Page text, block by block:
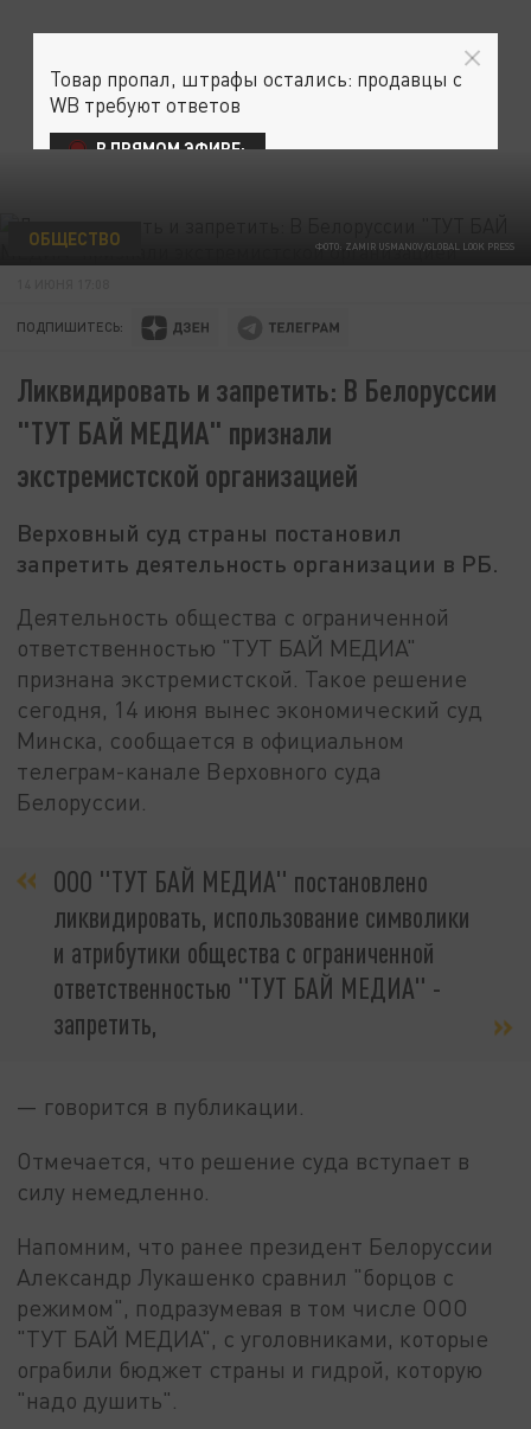
ФОТО: ZAMIR USMANOV/GLOBAL LOOK PRESS
ОБЩЕСТВО
ПОДПИШИТЕСЬ:
Ликвидировать и запретить: В Белоруссии
"ТУТ БАЙ МЕДИА" признали
экстремистской организацией
Верховный суд страны постановил
запретить деятельность организации в РБ.
Деятельность общества с ограниченной
ответственностью "ТУТ БАЙ МЕДИА"
признана экстремистской. Такое решение
сегодня, 14 июня вынес экономический суд
Минска, сообщается в официальном
телеграм-канале Верховного суда
Белоруссии.
ООО "ТУТ БАЙ МЕДИА" постановлено
ликвидировать, использование символики
и атрибутики общества с ограниченной
ответственностью "ТУТ БАЙ МЕДИА" -
запретить,
— говорится в публикации.
Отмечается, что решение суда вступает в
силу немедленно.
Напомним, что ранее президент Белоруссии
Александр Лукашенко сравнил "борцов с
режимом", подразумевая в том числе ООО
"ТУТ БАЙ МЕДИА", с уголовниками, которые
ограбили бюджет страны и гидрой, которую
"надо душить".
Товар пропал, штрафы остались: продавцы с
WB требуют ответов
В ПРЯМОМ ЭФИРЕ: